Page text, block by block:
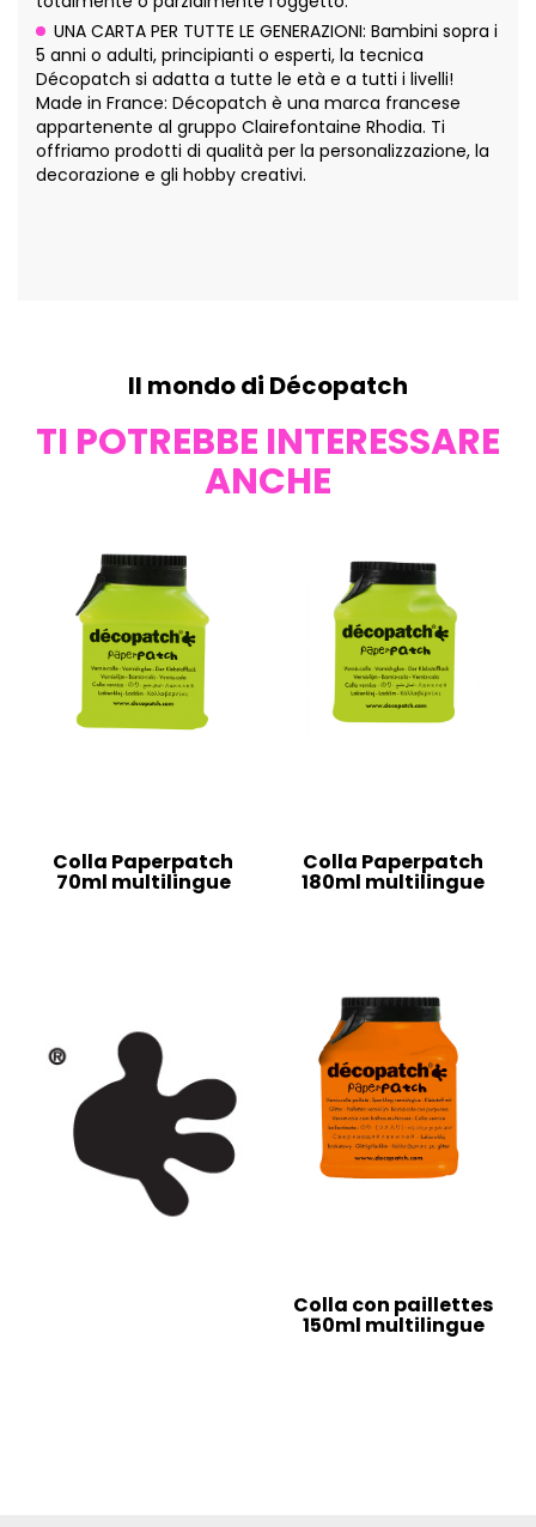
UNA CARTA PER TUTTE LE GENERAZIONI: Bambini sopra i
5 anni o adulti, principianti o esperti, la tecnica
Décopatch si adatta a tutte le età e a tutti i livelli!
Made in France: Décopatch è una marca francese
appartenente al gruppo Clairefontaine Rhodia. Ti
offriamo prodotti di qualità per la personalizzazione, la
decorazione e gli hobby creativi.
Il mondo di Décopatch
TI POTREBBE INTERESSARE
ANCHE
Colla Paperpatch
70ml multilingue
Colla Paperpatch
180ml multilingue
Colla con paillettes
150ml multilingue